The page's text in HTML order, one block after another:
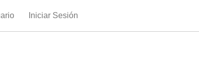
Iniciar Sesión